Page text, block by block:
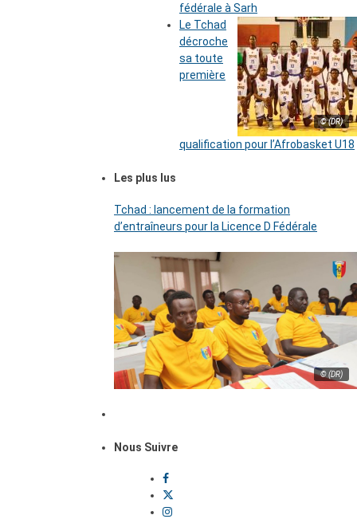
fédérale à Sarh
© (DR)
Le Tchad
décroche
sa toute
première
qualification pour l’Afrobasket U18
Les plus lus
Tchad : lancement de la formation
d’entraîneurs pour la Licence D Fédérale
© (DR)
Nous Suivre